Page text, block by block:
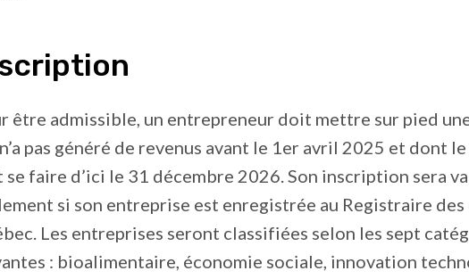
être admissible, un entrepreneur doit mettre sur pied
pas généré de revenus avant le 1er avril 2025 et dont
se faire d’ici le 31 décembre 2026. Son inscription sera
si son entreprise est enregistrée au Registraire
Les entreprises seront classifiées selon les sept
: bioalimentaire, économie sociale, innovation